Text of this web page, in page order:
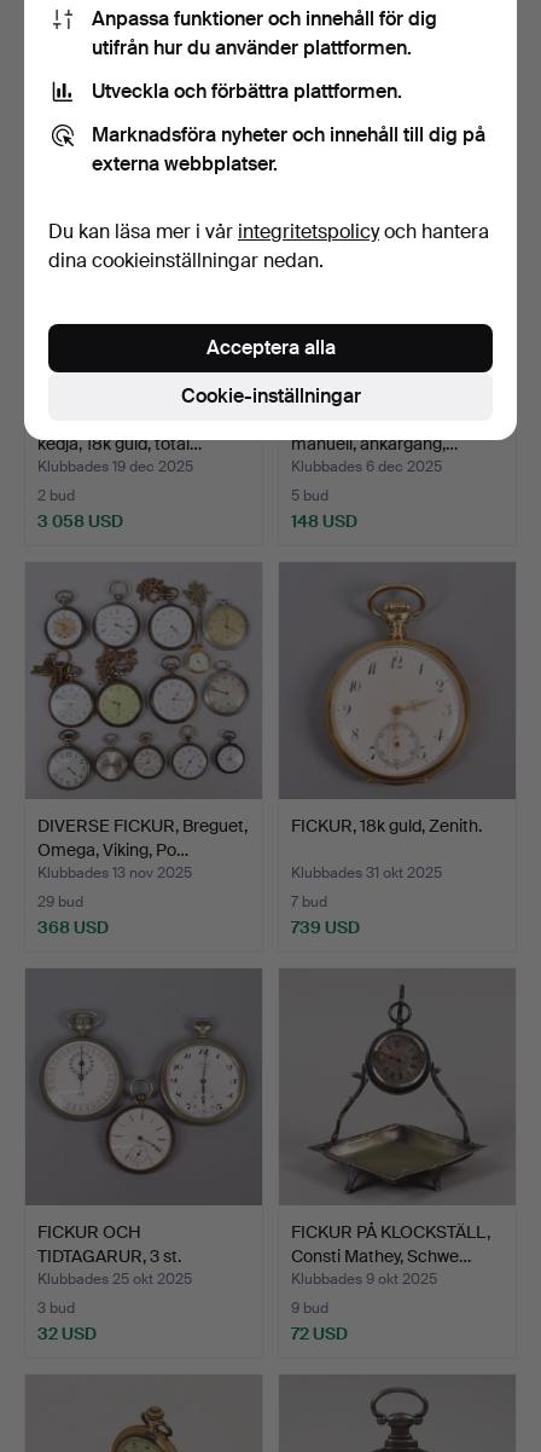
FICKUR, diverse, 8 st.
Klubbades 17 jan 2026
4 bud
DIVERSE KLOCKOR, Drott
fickur (Gold Filled…
Klubbades 21 dec 2025
17 bud
kedja, 18k guld, total…
Klubbades 19 dec 2025
2 bud
3 058 USD
manuell, ankargång,…
Klubbades 6 dec 2025
5 bud
148 USD
DIVERSE FICKUR, Breguet,
Omega, Viking, Po…
Klubbades 13 nov 2025
29 bud
368 USD
FICKUR, 18k guld, Zenith.
Klubbades 31 okt 2025
7 bud
739 USD
FICKUR OCH
TIDTAGARUR, 3 st.
Klubbades 25 okt 2025
3 bud
32 USD
FICKUR PÅ KLOCKSTÄLL,
Consti Mathey, Schwe…
Klubbades 9 okt 2025
9 bud
72 USD
Anpassa funktioner och innehåll för dig
utifrån hur du använder plattformen.
Utveckla och förbättra plattformen.
Marknadsföra nyheter och innehåll till dig på
externa webbplatser.
Du kan läsa mer i vår integritetspolicyoch hantera
dina cookieinställningar nedan.
Cookie-inställningar
Acceptera alla